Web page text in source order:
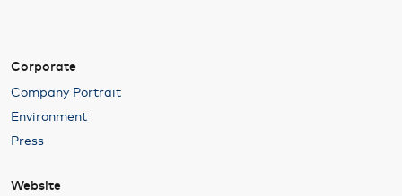
Corporate
Company Portrait
Environment
Press
Website